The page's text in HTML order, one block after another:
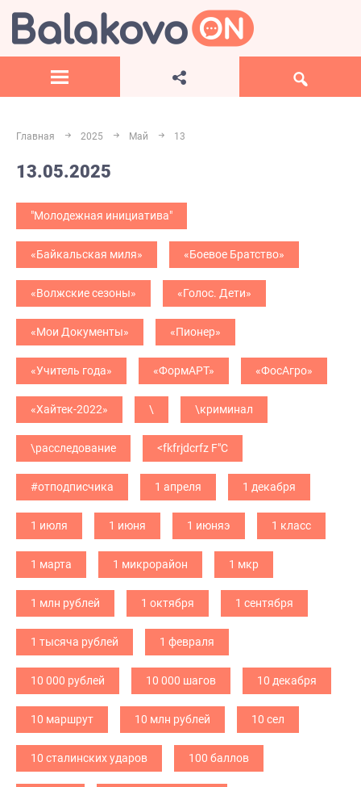
Главная 2025 Май 13
13.05.2025
"Молодежная инициатива"
«Байкальская миля» «Боевое Братство»
«Волжские сезоны» «Голос. Дети»
«Мои Документы» «Пионер»
«Учитель года» «ФормАРТ» «ФосАгро»
«Хайтек-2022» \ \криминал
\расследование <fkfrjdcrfz F"C
#отподписчика 1 апреля 1 декабря
1 июля 1 июня 1 июняэ 1 класс
1 марта 1 микрорайон 1 мкр
1 млн рублей 1 октября 1 сентября
1 тысяча рублей 1 февраля
10 000 рублей 10 000 шагов 10 декабря
10 маршрут 10 млн рублей 10 сел
10 сталинских ударов 100 баллов